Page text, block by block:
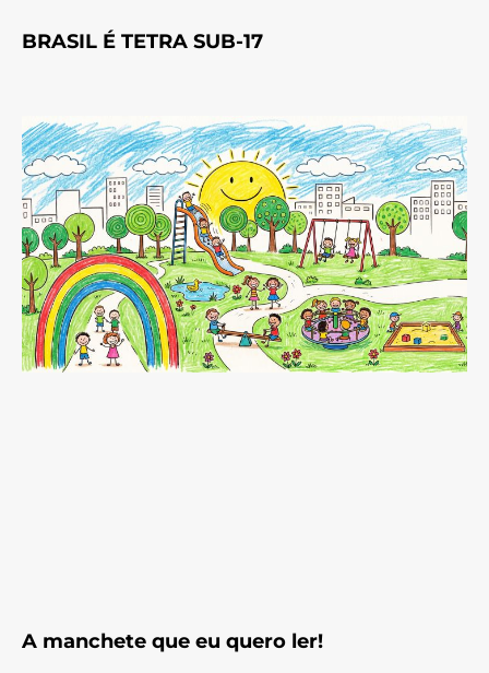
BRASIL É TETRA SUB-17
A manchete que eu quero ler!